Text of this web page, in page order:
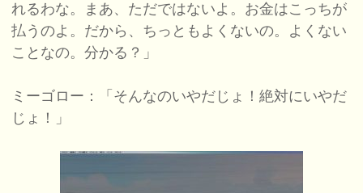
れるわな。まあ、ただではないよ。お金はこっちが
払うのよ。だから、ちっともよくないの。よくない
ことなの。分かる？」
ミーゴロー：「そんなのいやだじょ！絶対にいやだ
じょ！」